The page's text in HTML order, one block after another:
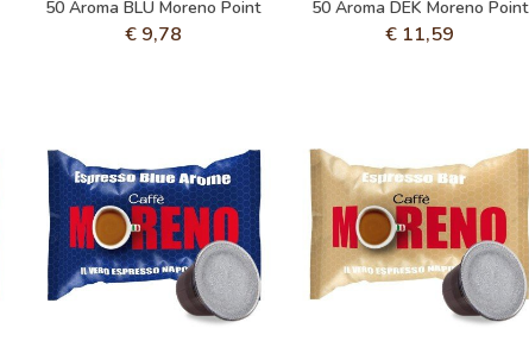
50 Aroma BLU Moreno Point
€ 9,78
50 Aroma DEK Moreno Point
€ 11,59